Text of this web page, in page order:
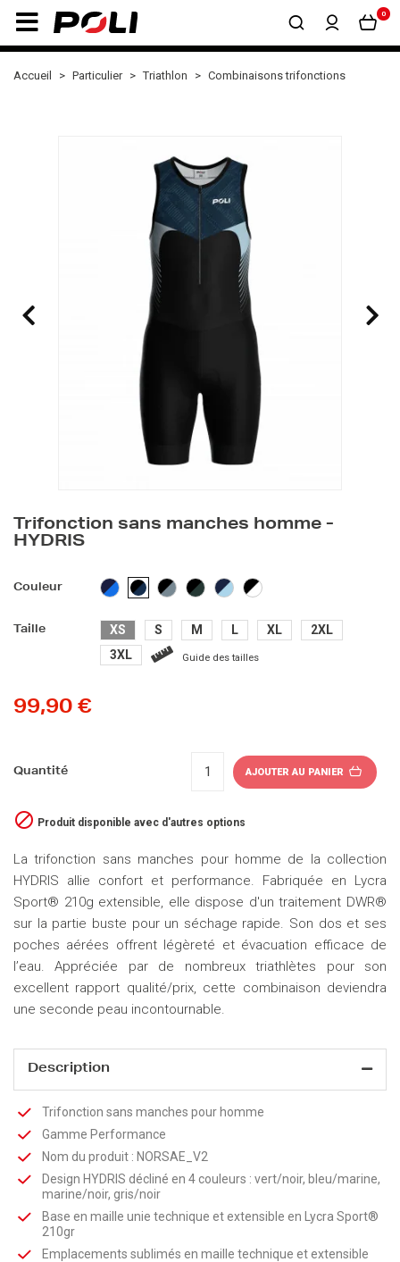
0
Accueil Particulier Triathlon Combinaisons trifonctions
Trifonction sans manches homme -
HYDRIS
Couleur MARINE/BLEU
NOIR/BLEUNOIR/GRISNOIR/VERT
KAKI
MARINE/BLEU
CLAIR
NOIR/BLANC
Taille XS S M L XL
2XL
3XL
Guide des tailles
99,90 €
Quantité AJOUTER AU PANIER
 Produit disponible avec d'autres options
La trifonction sans manches pour homme de la collection
HYDRIS allie confort et performance. Fabriquée en Lycra
Sport® 210g extensible, elle dispose d'un traitement DWR®
sur la partie buste pour un séchage rapide. Son dos et ses
poches aérées offrent légèreté et évacuation efficace de
l’eau. Appréciée par de nombreux triathlètes pour son
excellent rapport qualité/prix, cette combinaison deviendra
une seconde peau incontournable.
Description
Trifonction sans manches pour homme
Gamme Performance
Nom du produit : NORSAE_V2
Design HYDRIS décliné en 4 couleurs : vert/noir, bleu/marine,
marine/noir, gris/noir
Base en maille unie technique et extensible en Lycra Sport®
210gr
Emplacements sublimés en maille technique et extensible